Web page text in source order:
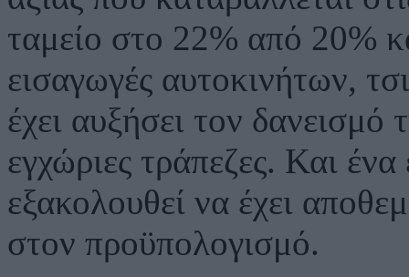
ταμείο στο 22% από 20%
εισαγωγές αυτοκινήτων,
έχει αυξήσει τον
εγχώριες τράπεζες. Και
εξακολουθεί να έχει
στον προϋπολογισμό.